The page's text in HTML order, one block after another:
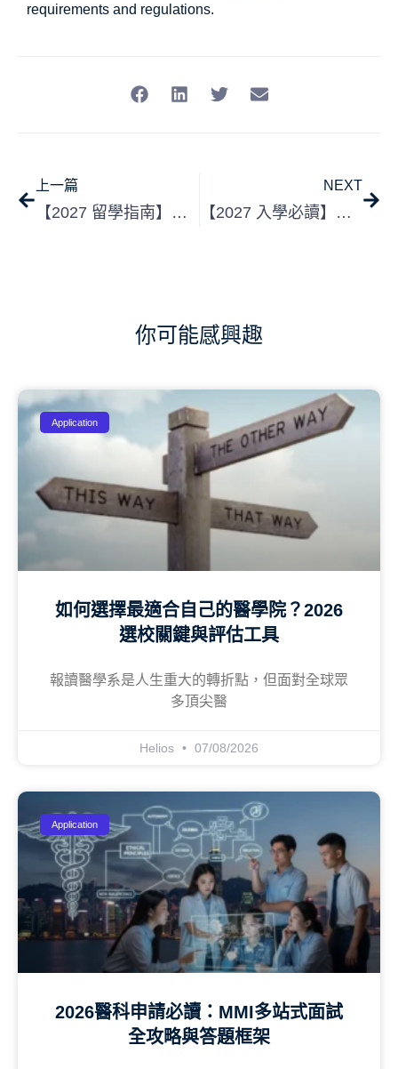
requirements and regulations.
上一篇
【2027 留學指南】美國 vs 英國：香港學生升學選擇全攻略
NEXT
【2027 入學必讀】UCAT 考試完全攻略：香港醫科申請者全指南
你可能感興趣
Application
如何選擇最適合自己的醫學院？2026
選校關鍵與評估工具
報讀醫學系是人生重大的轉折點，但面對全球眾
多頂尖醫
Helios 07/08/2026
Application
2026醫科申請必讀：MMI多站式面試
全攻略與答題框架